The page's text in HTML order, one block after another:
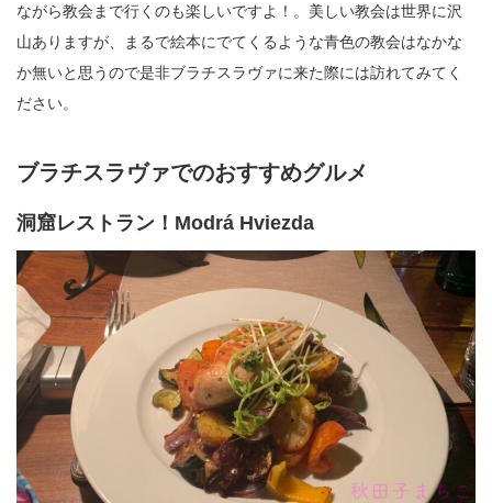
ながら教会まで行くのも楽しいですよ！。美しい教会は世界に沢
山ありますが、まるで絵本にでてくるような青色の教会はなかな
か無いと思うので是非ブラチスラヴァに来た際には訪れてみてく
ださい。
ブラチスラヴァでのおすすめグルメ
洞窟レストラン！Modrá Hviezda